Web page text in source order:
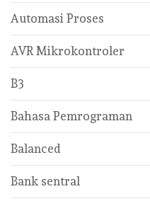
Automasi Proses
AVR Mikrokontroler
B3
Bahasa Pemrograman
Balanced
Bank sentral